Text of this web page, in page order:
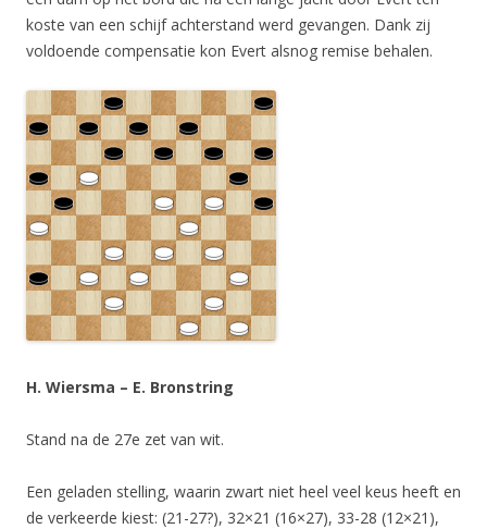
koste van een schijf achterstand werd gevangen. Dank zij
voldoende compensatie kon Evert alsnog remise behalen.
H. Wiersma – E. Bronstring
Stand na de 27e zet van wit.
Een geladen stelling, waarin zwart niet heel veel keus heeft en
de verkeerde kiest: (21-27?), 32×21 (16×27), 33-28 (12×21),